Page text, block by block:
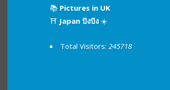
📚 Pictures in UK
⛩ Japan ปังปัง ☀️
Total Visitors: 245718